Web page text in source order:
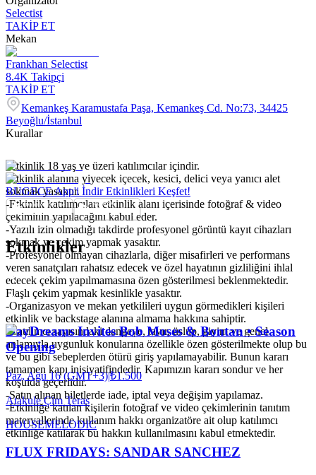
Selectist
TAKİP ET
Mekan
Frankhan Selectist
8.4K Takipçi
TAKİP ET
Kemankeş Karamustafa Paşa, Kemankeş Cd. No:73, 34425
Beyoğlu/İstanbul
Kurallar
-Etkinlik 18 yaş ve üzeri katılımcılar içindir.
-Etkinlik alanına yiyecek içecek, kesici, delici veya yanıcı alet
sokmak yasaktır.
-Etkinlik katılımcıları etkinlik alanı içerisinde fotoğraf & video
çekiminin yapılacağını kabul eder.
-Yazılı izin olmadığı takdirde profesyonel görüntü kayıt cihazları
sokmak ve çekim yapmak yasaktır.
-Profesyonel olmayan cihazlarla, diğer misafirleri ve performans
veren sanatçıları rahatsız edecek ve özel hayatının gizliliğini ihlal
edecek çekim yapılmamasına özen gösterilmesi beklenmektedir.
Flaşlı çekim yapmak kesinlikle yasaktır.
-Organizasyon ve mekan yetkilileri uygun görmedikleri kişileri
etkinlik ve backstage alanına almama hakkına sahiptir.
-Katılımcı sayısındaki dengeye, tavır, üslup, giyim ve genel
anlamıyla uygunluk konularına özellikle özen gösterilmekte olup bu
ve bu gibi sebeplerden ötürü giriş yapılamayabilir. Bunun kararı
tamamen kapı inisiyatifindedir. Kapımızın kararı sondur ve her
koşulda geçerlidir.
-Satın alınan biletlerde iade, iptal veya değişim yapılamaz.
-Etkinliğe katılan kişilerin fotoğraf ve video çekimlerinin tanıtım
materyallerinde kullanım hakkı organizatöre ait olup katılımcı
etkinliğe katılarak bu hakkın kullanılmasını kabul etmektedir.
BUGECE App'i İndir Etkinlikleri Keşfet!
Etkinlikler
DayDreams Invites Bob Moses & Bontan • Season
Opening
Paz, Ağu 16 (GMT+3)|₺1.500
Atakule Çim Teras
HOUSEMELODIC
FLUX FRIDAYS: SANDAR SANCHEZ